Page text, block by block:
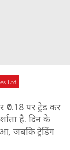
Ltd
पर ट्रेड कर
है. दिन के
जबकि ट्रेडिंग